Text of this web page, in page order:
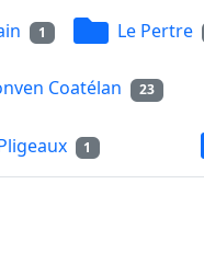
1 Le Pertre
Coatélan 23
1